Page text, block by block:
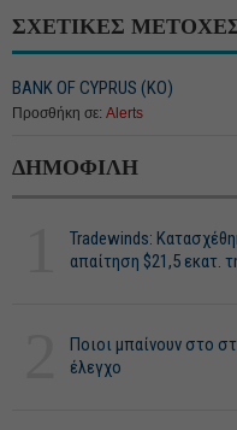
ΣΧΕΤΙΚΕΣ
BANK OF CYPRUS (ΚΟ)
Προσθήκη σε: Alerts
ΔΗΜΟΦΙΛΗ
Tradewinds:
απαίτηση $21,5 εκατ.
Ποιοι μπαίνουν στο
έλεγχο